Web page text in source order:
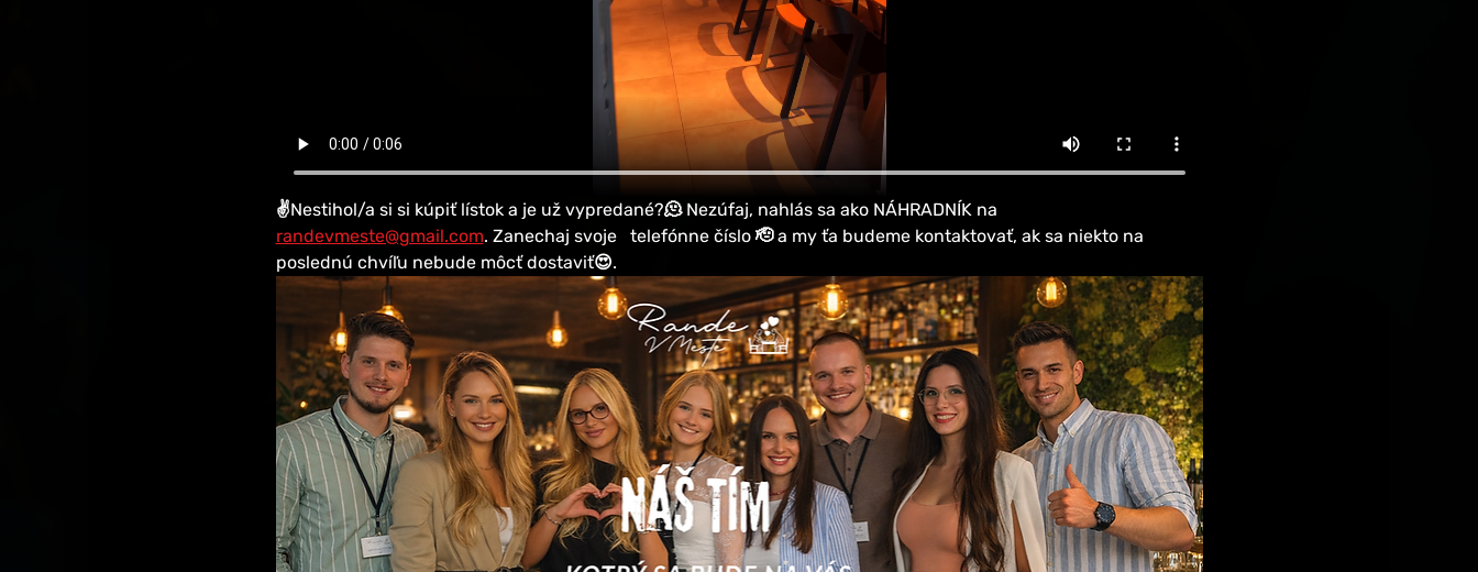
✌️Nestihol/a si si kúpiť lístok a je už vypredané?🫠 Nezúfaj, nahlás sa ako NÁHRADNÍK na
randevmeste@gmail.com. Zanechaj svoje   telefónne číslo 🫡 a my ťa budeme kontaktovať, ak sa niekto na
poslednú chvíľu nebude môcť dostaviť😍.